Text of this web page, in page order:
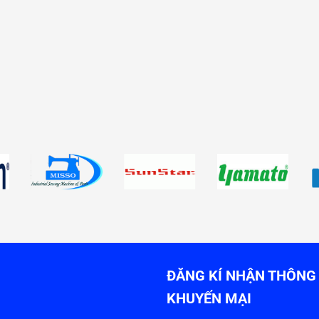
ĐĂNG KÍ NHẬN
KHUYẾN MẠI